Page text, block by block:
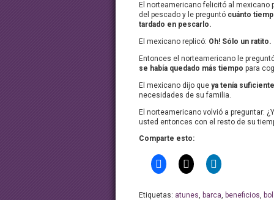
El norteamericano felicitó al mexicano
del pescado y le preguntó cuánto
tardado en pescarlo.
El mexicano replicó: Oh! Sólo un ratito.
Entonces el norteamericano le
se había quedado más tiempo para
El mexicano dijo que ya tenía suficiente
necesidades de su familia.
El norteamericano volvió a preguntar:
usted entonces con el resto de su
Comparte esto:
Etiquetas: atunes, barca, beneficios,